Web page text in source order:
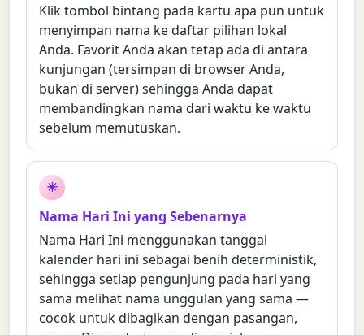
Klik tombol bintang pada kartu apa pun untuk
menyimpan nama ke daftar pilihan lokal
Anda. Favorit Anda akan tetap ada di antara
kunjungan (tersimpan di browser Anda,
bukan di server) sehingga Anda dapat
membandingkan nama dari waktu ke waktu
sebelum memutuskan.
☀
Nama Hari Ini yang Sebenarnya
Nama Hari Ini menggunakan tanggal
kalender hari ini sebagai benih deterministik,
sehingga setiap pengunjung pada hari yang
sama melihat nama unggulan yang sama —
cocok untuk dibagikan dengan pasangan,